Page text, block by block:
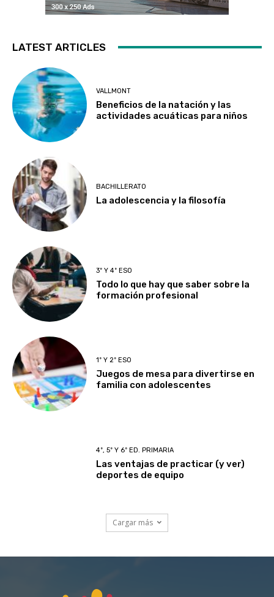
LATEST ARTICLES
VALLMONT
Beneficios de la natación y las
actividades acuáticas para niños
BACHILLERATO
La adolescencia y la filosofía
3º Y 4º ESO
Todo lo que hay que saber sobre la
formación profesional
1º Y 2º ESO
Juegos de mesa para divertirse en
familia con adolescentes
4º, 5º Y 6º ED. PRIMARIA
Las ventajas de practicar (y ver)
deportes de equipo
Cargar más